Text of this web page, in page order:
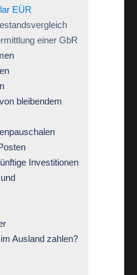
EÜR
einer GbR
bleibendem
Investitionen
Ausland zahlen?